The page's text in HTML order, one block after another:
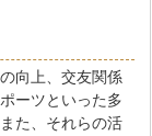
向上、交友関係
ーツといった多
た、それらの活